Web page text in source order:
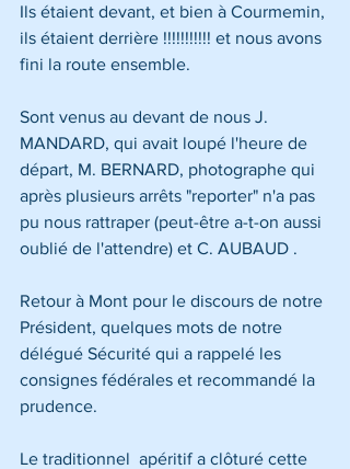
Ils étaient devant, et bien à Courmemin,
ils étaient derrière !!!!!!!!!!! et nous avons
fini la route ensemble.
Sont venus au devant de nous J.
MANDARD, qui avait loupé l'heure de
départ, M. BERNARD, photographe qui
après plusieurs arrêts "reporter" n'a pas
pu nous rattraper (peut-être a-t-on aussi
oublié de l'attendre) et C. AUBAUD .
Retour à Mont pour le discours de notre
Président, quelques mots de notre
délégué Sécurité qui a rappelé les
consignes fédérales et recommandé la
prudence.
Le traditionnel  apéritif a clôturé cette